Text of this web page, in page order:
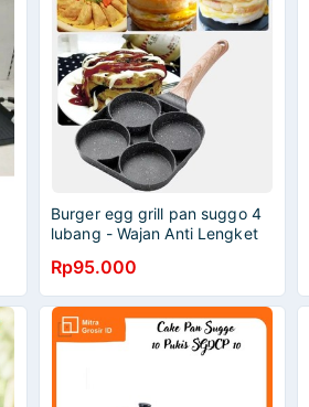
Burger egg grill pan suggo 4
lubang - Wajan Anti Lengket
Rp95.000